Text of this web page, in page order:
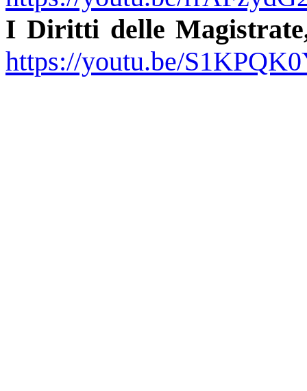
I Diritti delle
https://youtu.be/